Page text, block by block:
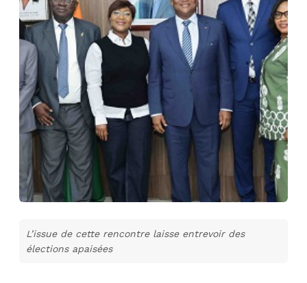
L’issue de cette rencontre laisse entrevoir des
élections apaisées